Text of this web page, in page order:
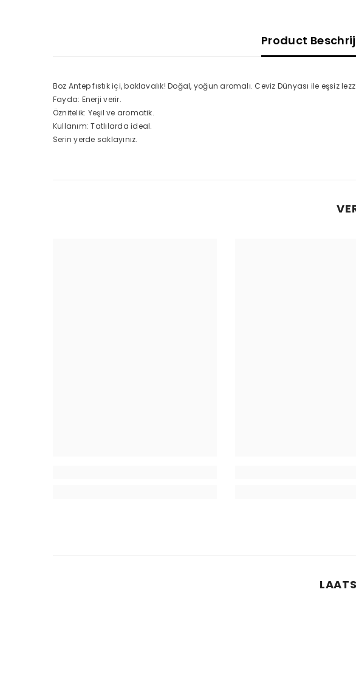
Product
Boz Antep fıstık içi, baklavalık! Doğal, yoğun aromalı. Ceviz Dünyası ile eşsiz
Fayda: Enerji verir.
Öznitelik: Yeşil ve aromatik.
Kullanım: Tatlılarda ideal.
Serin yerde saklayınız.